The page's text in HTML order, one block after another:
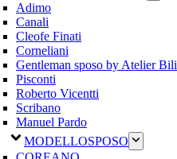
Adimo
Canali
Cleofe Finati
Corneliani
Gentleman sposo by Atelier Bili
Pisconti
Roberto Vicentti
Scribano
Manuel Pardo
MODELLOSPOSO